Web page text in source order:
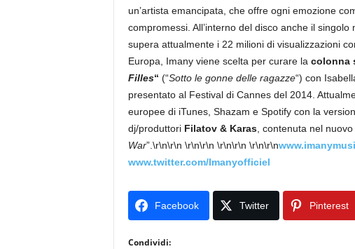
un’artista emancipata, che offre ogni emozione
compromessi. All’interno del disco anche il singolo
supera attualmente i 22 milioni di visualizzazioni
Europa, Imany viene scelta per curare la colonna
Filles“ (“Sotto le gonne delle ragazze“) con
presentato al Festival di Cannes del 2014.
europee di iTunes, Shazam e Spotify con la
dj/produttori Filatov & Karas, contenuta nel nuovo
War”.\r\n\r\n \r\n\r\n \r\n\r\n \r\n\r\n
www.twitter.com/Imanyofficiel
Facebook Twitter Pinterest
Condividi: